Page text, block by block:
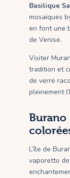
Basilique
mosaïques
en font une
de Venise.
Visiter
tradition et
de verre
pleinement
Burano
L’île de
vaporetto